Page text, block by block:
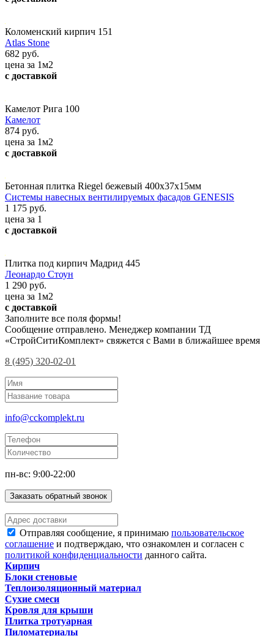
Коломенский кирпич 151
Atlas Stone
682 руб.
цена за 1м2
с доставкой
Камелот Рига 100
Камелот
874 руб.
цена за 1м2
с доставкой
Бетонная плитка Riegel бежевый 400х37х15мм
Системы навесных вентилируемых фасадов GENESIS
1 175 руб.
цена за 1
с доставкой
Плитка под кирпич Мадрид 445
Леонардо Стоун
1 290 руб.
цена за 1м2
с доставкой
Заполните все поля формы!
Сообщение отправлено. Менеджер компании ТД
«СтройСитиКомплект» свяжется с Вами в ближайшее время
8 (495) 320-02-01
info@cckomplekt.ru
пн-вс: 9:00-22:00
Заказать обратный звонок
Отправляя сообщение, я принимаю пользовательское
соглашение и подтверждаю, что ознакомлен и согласен с
политикой конфиденциальности данного сайта.
Кирпич
Блоки стеновые
Теплоизоляционный материал
Сухие смеси
Кровля для крыши
Плитка тротуарная
Пиломатериалы